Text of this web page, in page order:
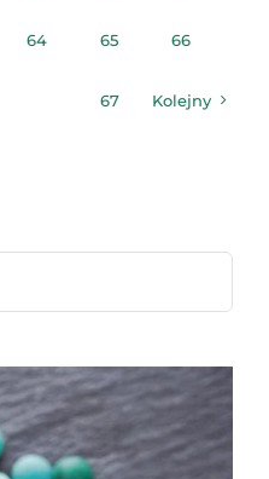
64 65 66
67 Kolejny